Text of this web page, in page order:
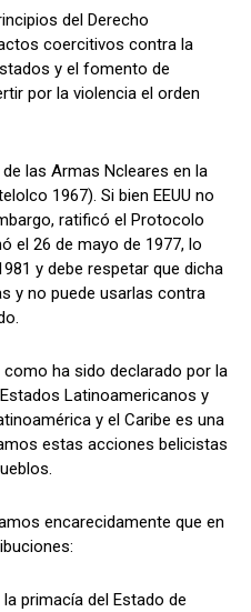
del Derecho
coercitivos contra la
y el fomento de
por la violencia el orden
las Armas Ncleares en la
1967). Si bien EEUU no
ratificó el Protocolo
el 26 de mayo de 1977, lo
y debe respetar que dicha
y no puede usarlas contra
ha sido declarado por la
Latinoamericanos y
y el Caribe es una
estas acciones belicistas
encarecidamente que en
primacía del Estado de